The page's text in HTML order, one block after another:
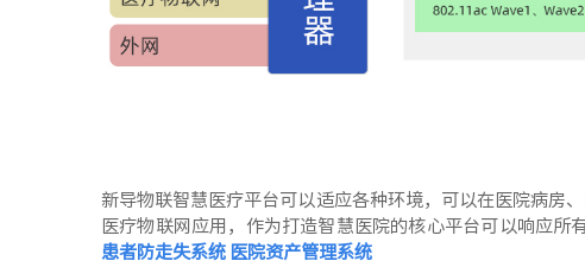
新导物联智慧医疗平台可以适应各种环境，可以在医院病房
医疗物联网应用，作为打造智慧医院的核心平台可以响应所
患者防走失系统 医院资产管理系统